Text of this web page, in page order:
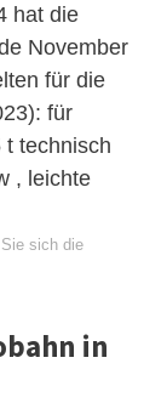
hat die
November
für die
für
t technisch
, leichte
sich die
in